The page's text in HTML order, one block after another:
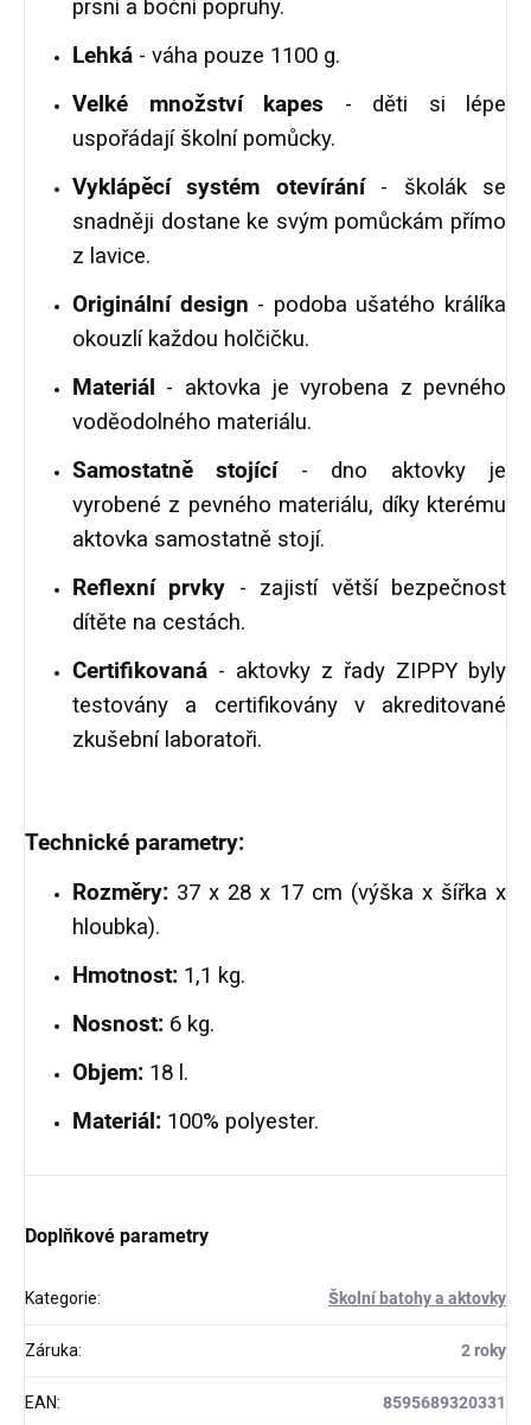
prsní a boční popruhy.
Lehká - váha pouze 1100 g.
Velké množství kapes - děti si lépe
uspořádají školní pomůcky.
Vyklápěcí systém otevírání- školák se
snadněji dostane ke svým pomůckám přímo
z lavice.
Originální design - podoba ušatého králíka
okouzlí každou holčičku.
Materiál - aktovka je vyrobena z pevného
voděodolného materiálu.
Samostatně stojící- dno aktovky je
vyrobené z pevného materiálu, díky kterému
aktovka samostatně stojí.
Reflexní prvky - zajistí větší bezpečnost
dítěte na cestách.
Certifikovaná - aktovky z řady ZIPPY byly
testovány a certifikovány v akreditované
zkušební laboratoři.
Technické parametry:
Rozměry: 37 x 28 x 17 cm (výška x šířka x
hloubka).
Hmotnost: 1,1 kg.
Nosnost: 6 kg.
Objem: 18 l.
Materiál: 100% polyester.
Doplňkové parametry
Kategorie: Školní batohy a aktovky
Záruka: 2 roky
EAN: 8595689320331